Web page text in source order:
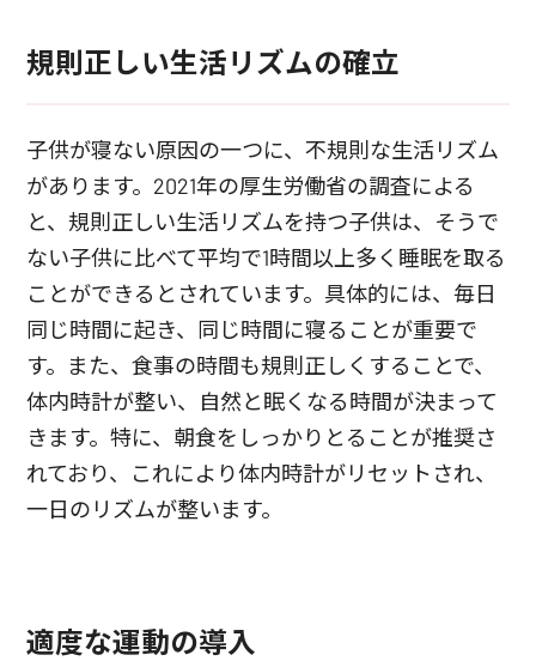
規則正しい生活リズムの確立
子供が寝ない原因の一つに、不規則な生活リズム
があります。2021年の厚生労働省の調査による
と、規則正しい生活リズムを持つ子供は、そうで
ない子供に比べて平均で1時間以上多く睡眠を取る
ことができるとされています。具体的には、毎日
同じ時間に起き、同じ時間に寝ることが重要で
す。また、食事の時間も規則正しくすることで、
体内時計が整い、自然と眠くなる時間が決まって
きます。特に、朝食をしっかりとることが推奨さ
れており、これにより体内時計がリセットされ、
一日のリズムが整います。
適度な運動の導入